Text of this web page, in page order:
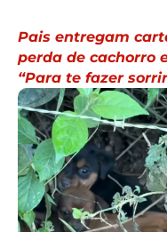
Pais entregam
perda de cachorro
“Para te fazer